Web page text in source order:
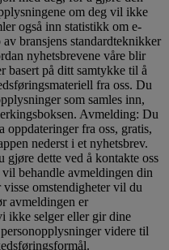
om deg vil ikke
også inn statistikk om e-
bransjens standardteknikker
nyhetsbrevene våre blir
basert på ditt samtykke til å
fra oss. Du
som samles inn,
Avmelding: Du
oppdateringer fra oss, gratis,
nederst i et nyhetsbrev.
dette ved å kontakte oss
behandle avmeldingen din
omstendigheter vil du
avmeldingen er
ikke selger eller gir dine
videre til
.